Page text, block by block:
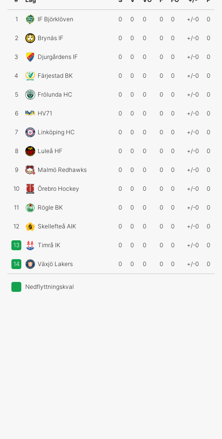
1 IF Björklöven 0 0 0 0 0 +/-0 0
2 Brynäs IF 0 0 0 0 0 +/-0 0
3 Djurgårdens IF 0 0 0 0 0 +/-0 0
4 Färjestad BK 0 0 0 0 0 +/-0 0
5 Frölunda HC 0 0 0 0 0 +/-0 0
6 HV71 0 0 0 0 0 +/-0 0
7 Linköping HC 0 0 0 0 0 +/-0 0
8 Luleå HF 0 0 0 0 0 +/-0 0
9 Malmö Redhawks 0 0 0 0 0 +/-0 0
10 Örebro Hockey 0 0 0 0 0 +/-0 0
11 Rögle BK 0 0 0 0 0 +/-0 0
12 Skellefteå AIK 0 0 0 0 0 +/-0 0
13 Timrå IK 0 0 0 0 0 +/-0 0
14 Växjö Lakers 0 0 0 0 0 +/-0 0
Nedflyttningskval